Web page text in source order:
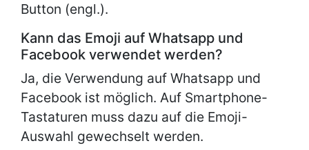
Button (engl.).
Kann das Emoji auf Whatsapp und
Facebook verwendet werden?
Ja, die Verwendung auf Whatsapp und
Facebook ist möglich. Auf Smartphone-
Tastaturen muss dazu auf die Emoji-
Auswahl gewechselt werden.